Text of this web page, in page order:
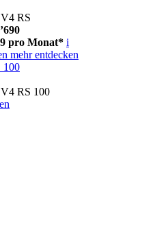
RS
pro Monat* i
mehr entdecken
100
RS 100